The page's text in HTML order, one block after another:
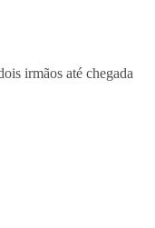
irmãos até chegada